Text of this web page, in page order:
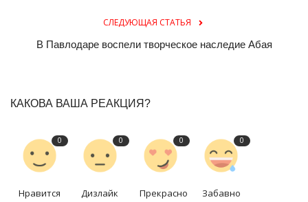
СЛЕДУЮЩАЯ СТАТЬЯ
В Павлодаре воспели творческое наследие Абая
КАКОВА ВАША РЕАКЦИЯ?
0
Нравится
0
Дизлайк
0
Прекрасно
0
Забавно